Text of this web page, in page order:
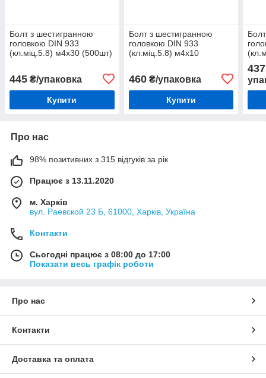
Болт з шестигранною
головкою DIN 933
(кл.міц.5.8) м4х30 (500шт)
445 ₴/упаковка
Купити
Болт з шестигранною
головкою DIN 933
(кл.міц.5.8) м4х10
460₴/упаковка
Купити
Про нас
98% позитивних з 315 відгуків за рік
Працює з 13.11.2020
м. Харків
вул. Раевской 23 Б, 61000, Харків, Україна
Контакти
Сьогодні працює з 08:00 до 17:00
Показати весь графік роботи
Про нас
Контакти
Доставка та оплата